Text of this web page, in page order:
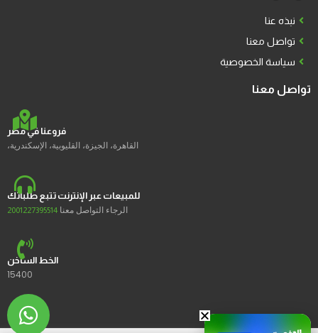
نبذه عنا
تواصل معنا
سياسة الخصوصية
تواصل معنا
فروعنا في مصر
القاهرة، الجيزة، القليوبية، الإسكندرية،
للمبيعات عبر الإنترنت تتبع طلباتك
الرجاء التواصل معنا 2001227395514
الخط الساخن
15400